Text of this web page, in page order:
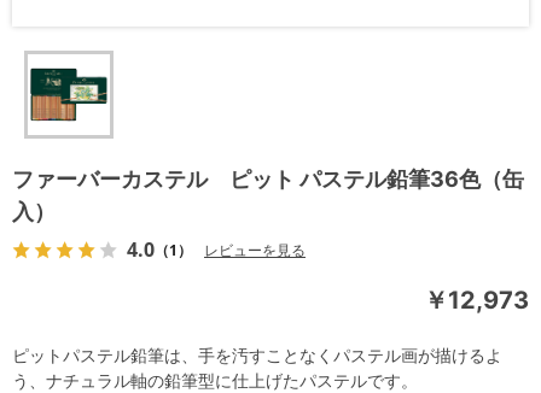
ファーバーカステル ピット パステル鉛筆36色（缶
入）
4.0 （1） レビューを見る
￥12,973
ピットパステル鉛筆は、手を汚すことなくパステル画が描けるよ
う、ナチュラル軸の鉛筆型に仕上げたパステルです。